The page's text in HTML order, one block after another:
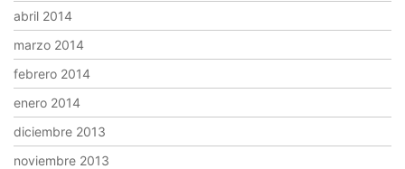
abril 2014
marzo 2014
febrero 2014
enero 2014
diciembre 2013
noviembre 2013